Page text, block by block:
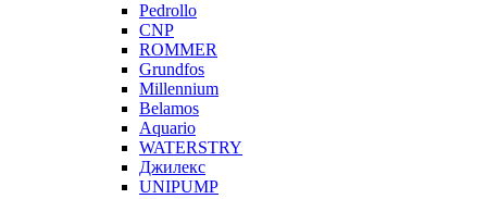
Pedrollo
CNP
ROMMER
Grundfos
Millennium
Belamos
Aquario
WATERSTRY
Джилекс
UNIPUMP